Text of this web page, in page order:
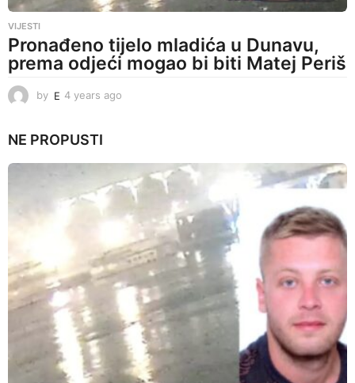
VIJESTI
Pronađeno tijelo mladića u Dunavu,
prema odjeći mogao bi biti Matej Periš
by E 4 years ago
a
o
NE PROPUSTI